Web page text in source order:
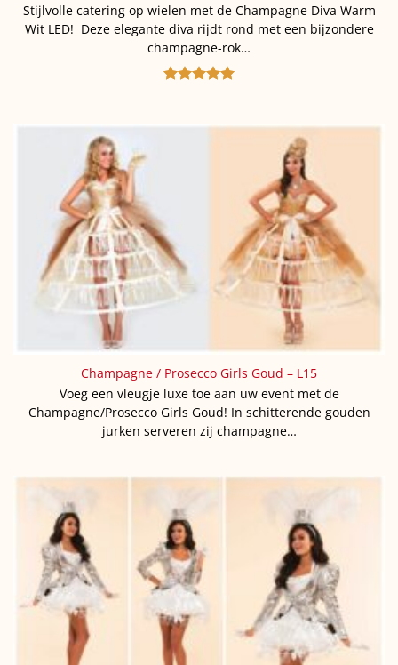
Stijlvolle catering op wielen met de Champagne Diva Warm
Wit LED! Deze elegante diva rijdt rond met een bijzondere
champagne-rok…
Champagne / Prosecco Girls Goud – L15
Voeg een vleugje luxe toe aan uw event met de
Champagne/Prosecco Girls Goud! In schitterende gouden
jurken serveren zij champagne…